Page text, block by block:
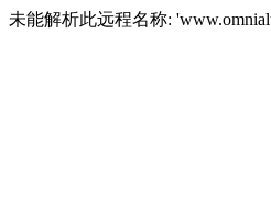
未能解析此远程名称: